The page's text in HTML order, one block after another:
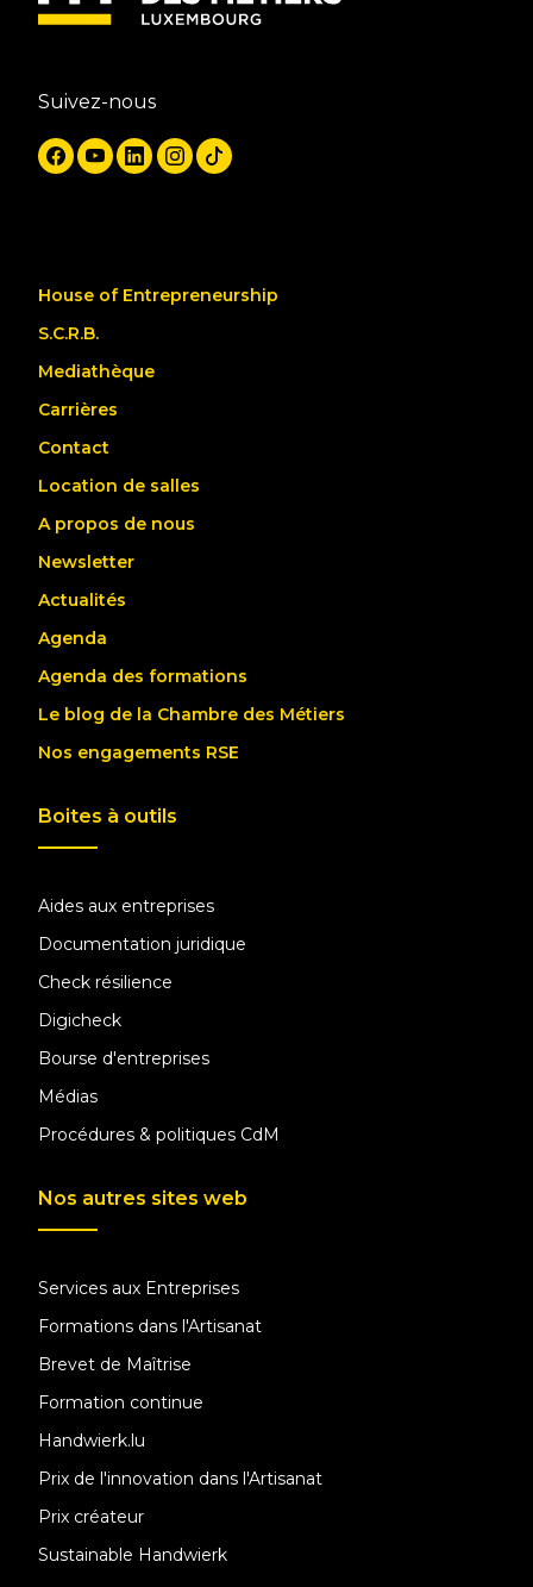
Suivez-nous
House of Entrepreneurship
S.C.R.B.
Mediathèque
Carrières
Contact
Location de salles
A propos de nous
Newsletter
Actualités
Agenda
Agenda des formations
Le blog de la Chambre des Métiers
Nos engagements RSE
Boites à outils
Aides aux entreprises
Documentation juridique
Check résilience
Digicheck
Bourse d'entreprises
Médias
Procédures & politiques CdM
Nos autres sites web
Services aux Entreprises
Formations dans l'Artisanat
Brevet de Maîtrise
Formation continue
Handwierk.lu
Prix de l'innovation dans l'Artisanat
Prix créateur
Sustainable Handwierk